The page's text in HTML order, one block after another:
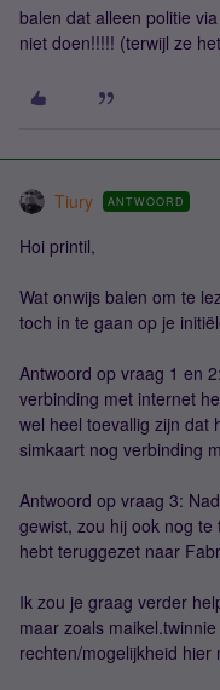
balen dat alleen politie
niet doen!!!!! (terwijl ze
Tiury ANTWOORD
Hoi printil,
Wat onwijs balen om te
toch in te gaan op je
Antwoord op vraag 1 en
verbinding met internet
wel heel toevallig zijn dat
simkaart nog verbinding
Antwoord op vraag 3:
gewist, zou hij ook nog
hebt teruggezet naar
Ik zou je graag verder
maar zoals
rechten/mogelijkheid hier